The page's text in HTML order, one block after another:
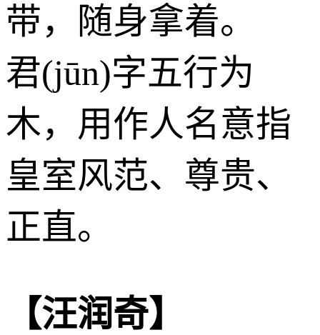
带，随身拿着。
君(jūn)字五行为
木，用作人名意指
皇室风范、尊贵、
正直。
【汪润奇】